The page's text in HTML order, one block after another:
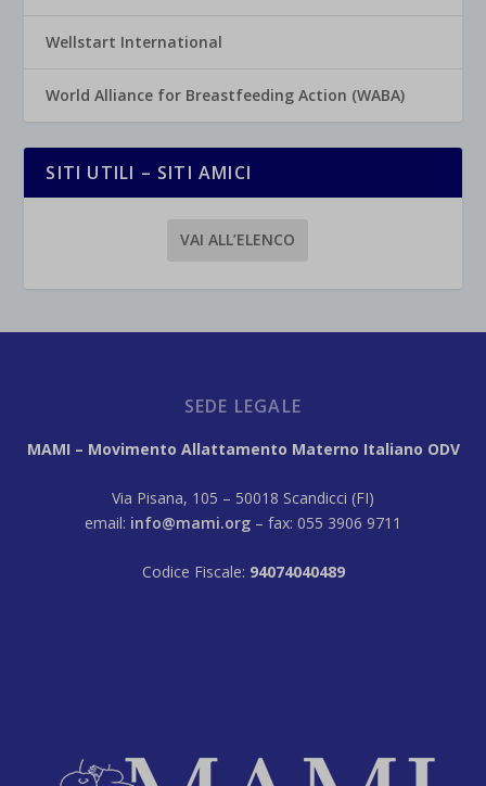
Wellstart International
World Alliance for Breastfeeding Action (WABA)
SITI UTILI – SITI AMICI
VAI ALL’ELENCO
SEDE LEGALE
MAMI – Movimento Allattamento Materno Italiano ODV
Via Pisana, 105 – 50018 Scandicci (FI)
email: info@mami.org – fax: 055 3906 9711
Codice Fiscale: 94074040489